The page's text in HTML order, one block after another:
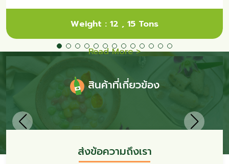
Weight : 12 , 15 Tons
Read More >
สินค้าที่เกี่ยวข้อง
ส่งข้อความถึงเรา